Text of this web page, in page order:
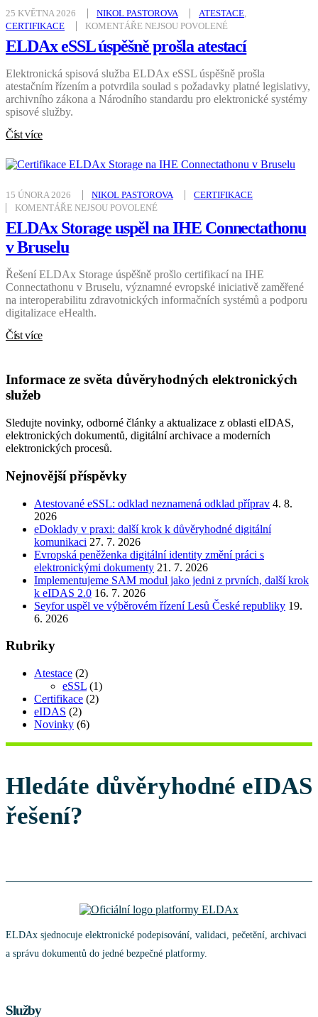
25 KVĚTNA 2026 NIKOL PASTOROVA ATESTACE
CERTIFIKACE
KOMENTÁŘE NEJSOU POVOLENÉTEXTU
NÁZVEM
ELDAX
ÚSPĚŠNĚ
PROŠLA
ATESTACÍ
ELDAx eSSL úspěšně prošla atestací
Elektronická spisová služba ELDAx eSSL úspěšně prošla
atestačním řízením a potvrdila soulad s požadavky platné legislativy,
archivního zákona a Národního standardu pro elektronické systémy
spisové služby.
Číst více
15 ÚNORA 2026 NIKOL PASTOROVA
CERTIFIKACE
KOMENTÁŘE NEJSOU POVOLENÉTEXTU
NÁZVEM
ELDAX
IHE
CONNECTATHONU
V
BRUSELU
ELDAx Storage uspěl na IHE Connectathonu
v Bruselu
Řešení ELDAx Storage úspěšně prošlo certifikací na IHE
Connectathonu v Bruselu, významné evropské iniciativě zaměřené
na interoperabilitu zdravotnických informačních systémů a podporu
digitalizace eHealth.
Číst více
Informace ze světa důvěryhodných elektronických
služeb
Sledujte novinky, odborné články a aktualizace z oblasti eIDAS,
elektronických dokumentů, digitální archivace a moderních
elektronických procesů.
Nejnovější příspěvky
Atestované eSSL: odklad neznamená odklad příprav 4. 8.
2026
eDoklady v praxi: další krok k důvěryhodné digitální
komunikaci 27. 7. 2026
Evropská peněženka digitální identity změní práci s
elektronickými dokumenty 21. 7. 2026
Implementujeme SAM modul jako jedni z prvních, další krok
k eIDAS 2.0 16. 7. 2026
Seyfor uspěl ve výběrovém řízení Lesů České republiky 19.
6. 2026
Rubriky
Atestace (2)
eSSL (1)
Certifikace (2)
eIDAS (2)
Novinky (6)
Hledáte důvěryhodné eIDAS
řešení?
ELDAx sjednocuje elektronické podepisování, validaci, pečetění, archivaci
a správu dokumentů do jedné bezpečné platformy.
Služby